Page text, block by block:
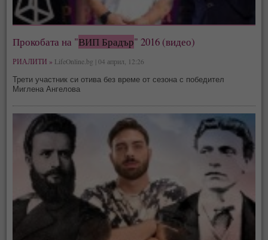
Прокобата на "ВИП Брадър" 2016 (видео)
РИАЛИТИ » LifeOnline.bg | 04 април, 12:26
Трети участник си отива без време от сезона с победител
Миглена Ангелова